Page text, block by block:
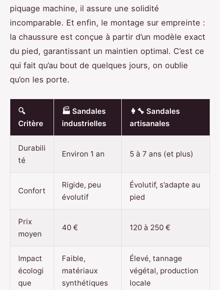
piquage machine, il assure une solidité
incomparable. Et enfin, le montage sur empreinte :
la chaussure est conçue à partir d’un modèle exact
du pied, garantissant un maintien optimal. C’est ce
qui fait qu’au bout de quelques jours, on oublie
qu’on les porte.
🔍
Critère
🏭 Sandales
industrielles
👩‍🔧 Sandales
artisanales
Durabili
té
Environ 1 an 5 à 7 ans (et plus)
Confort
Rigide, peu
évolutif
Évolutif, s’adapte au
pied
Prix
moyen
40 € 120 à 250 €
Impact
écologi
que
Faible,
matériaux
synthétiques
Élevé, tannage
végétal, production
locale